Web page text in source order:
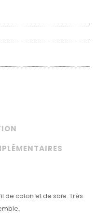
de coton et de soie. Très